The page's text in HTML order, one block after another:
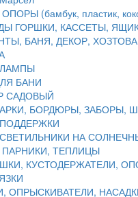
(бамбук, пластик,
ГОРШКИ, КАССЕТЫ,
БАНЯ, ДЕКОР,
БАНИ
САДОВЫЙ
АРКИ, БОРДЮРЫ, ЗАБОРЫ,
ПОДДЕРЖКИ
СВЕТИЛЬНИКИ НА
ПАРНИКИ, ТЕПЛИЦЫ
КУСТОДЕРЖАТЕЛИ,
ОПРЫСКИВАТЕЛИ,